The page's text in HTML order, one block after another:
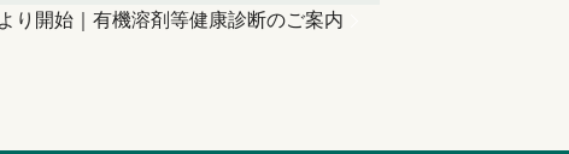
り開始｜有機溶剤等健康診断のご案内